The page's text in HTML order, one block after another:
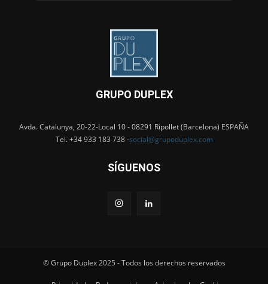
GRUPO DUPLEX
Avda. Catalunya, 20-22-Local 10 - 08291 Ripollet (Barcelona) ESPAÑA
Tel. +34 933 183 738 -social@grupoduplex.com
SÍGUENOS
© Grupo Duplex 2025 - Todos los derechos reservados